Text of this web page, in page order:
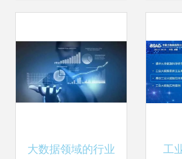
大数据领域的行业 工